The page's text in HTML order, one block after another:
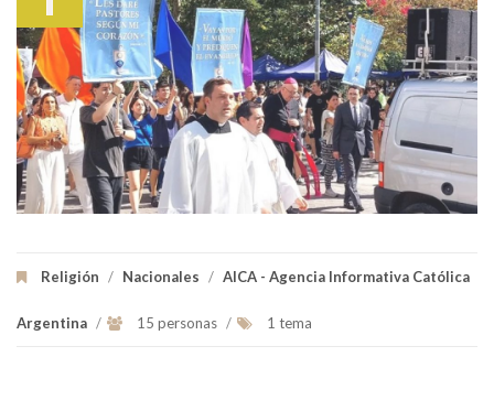
Religión / Nacionales / AICA - Agencia Informativa Católica
Argentina / 15 personas / 1 tema